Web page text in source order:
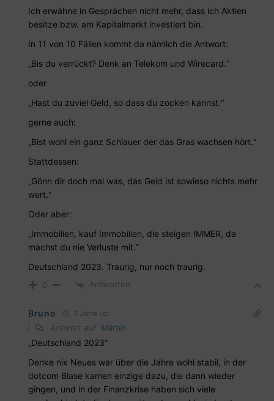
Ich erwähne in Gesprächen nicht mehr, dass ich Aktien
besitze bzw. am Kapitalmarkt investiert bin.
In 11 von 10 Fällen kommt da nämlich die Antwort:
„Bis du verrückt? Denk an Telekom und Wirecard.“
oder
„Hast du zuviel Geld, so dass du zocken kannst.“
gerne auch:
„Bist wohl ein ganz Schlauer der das Gras wachsen hört.“
Stattdessen:
„Gönn dir doch mal was, das Geld ist sowieso nichts mehr
wert.“
Oder aber:
„Immobilien, kauf Immobilien, die steigen IMMER, da
machst du nie Verluste mit.“
Deutschland 2023. Traurig, nur noch traurig.
0 Antworten
Bruno 3 Jahre vor
Antwort auf Martin
„Deutschland 2023“
Denke nix Neues war über die Jahre wohl stabil, in der
dotcom Blase kamen einzige dazu, die dann wieder
gingen, und in der Finanzkrise haben sich viele